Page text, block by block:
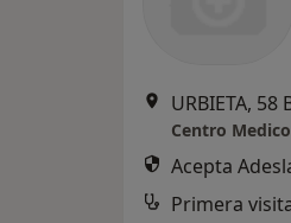
Centro
Acepta
Primera